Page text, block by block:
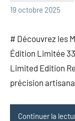
19 octobre 2025
Aucun
# Découvrez les
Édition Limitée
Limited Edition
précision
Continuer la